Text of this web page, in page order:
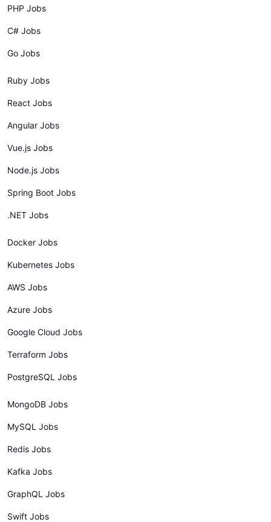
PHP Jobs
C# Jobs
Go Jobs
Ruby Jobs
React Jobs
Angular Jobs
Vue.js Jobs
Node.js Jobs
Spring Boot Jobs
.NET Jobs
Docker Jobs
Kubernetes Jobs
AWS Jobs
Azure Jobs
Google Cloud Jobs
Terraform Jobs
PostgreSQL Jobs
MongoDB Jobs
MySQL Jobs
Redis Jobs
Kafka Jobs
GraphQL Jobs
Swift Jobs